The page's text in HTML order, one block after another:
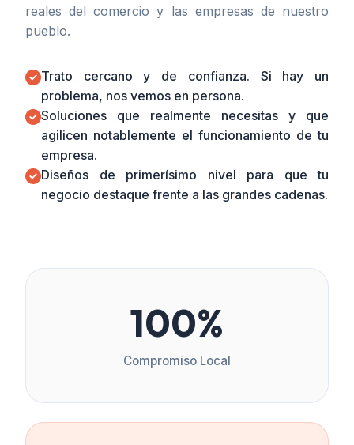
reales del comercio y las empresas de nuestro
pueblo.
Trato cercano y de confianza. Si hay un
problema, nos vemos en persona.
Soluciones que realmente necesitas y que
agilicen notablemente el funcionamiento de tu
empresa.
Diseños de primerísimo nivel para que tu
negocio destaque frente a las grandes cadenas.
100%
Compromiso Local